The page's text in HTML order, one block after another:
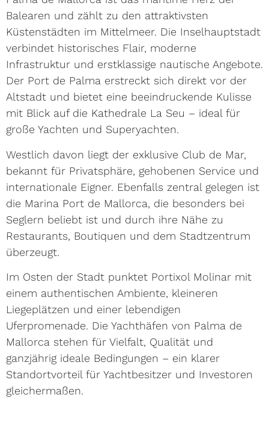
Balearen und zählt zu den attraktivsten
Küstenstädten im Mittelmeer. Die Inselhauptstadt
verbindet historisches Flair, moderne
Infrastruktur und erstklassige nautische Angebote.
Der Port de Palma erstreckt sich direkt vor der
Altstadt und bietet eine beeindruckende Kulisse
mit Blick auf die Kathedrale La Seu – ideal für
große Yachten und Superyachten.
Westlich davon liegt der exklusive Club de Mar,
bekannt für Privatsphäre, gehobenen Service und
internationale Eigner. Ebenfalls zentral gelegen ist
die Marina Port de Mallorca, die besonders bei
Seglern beliebt ist und durch ihre Nähe zu
Restaurants, Boutiquen und dem Stadtzentrum
überzeugt.
Im Osten der Stadt punktet Portixol Molinar mit
einem authentischen Ambiente, kleineren
Liegeplätzen und einer lebendigen
Uferpromenade. Die Yachthäfen von Palma de
Mallorca stehen für Vielfalt, Qualität und
ganzjährig ideale Bedingungen – ein klarer
Standortvorteil für Yachtbesitzer und Investoren
gleichermaßen.